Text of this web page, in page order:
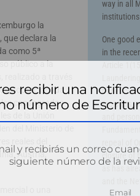
la
que declara la
como 5ª
público a la
a través
consagrados
de la Unión
del Ministerio de
reales del
Austria,
o una
way in all
One good
in the
Article
beneficial
registers,
and
repeal of
closure of
as has
recibir una
número de
y recibirás un correo
siguiente número de la